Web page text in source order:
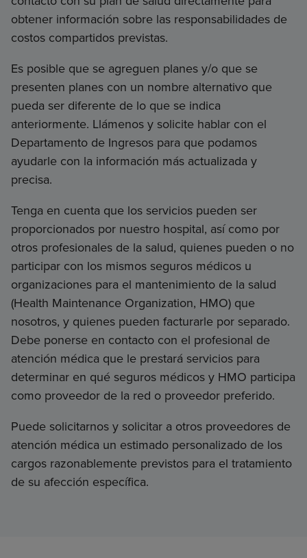
obtener información sobre las responsabilidades de
costos compartidos previstas.
Es posible que se agreguen planes y/o que se
presenten planes con un nombre alternativo que
pueda ser diferente de lo que se indica
anteriormente. Llámenos y solicite hablar con el
Departamento de Ingresos para que podamos
ayudarle con la información más actualizada y
precisa.
Tenga en cuenta que los servicios pueden ser
proporcionados por nuestro hospital, así como por
otros profesionales de la salud, quienes pueden o no
participar con los mismos seguros médicos u
organizaciones para el mantenimiento de la salud
(Health Maintenance Organization, HMO) que
nosotros, y quienes pueden facturarle por separado.
Debe ponerse en contacto con el profesional de
atención médica que le prestará servicios para
determinar en qué seguros médicos y HMO participa
como proveedor de la red o proveedor preferido.
Puede solicitarnos y solicitar a otros proveedores de
atención médica un estimado personalizado de los
cargos razonablemente previstos para el tratamiento
de su afección específica.